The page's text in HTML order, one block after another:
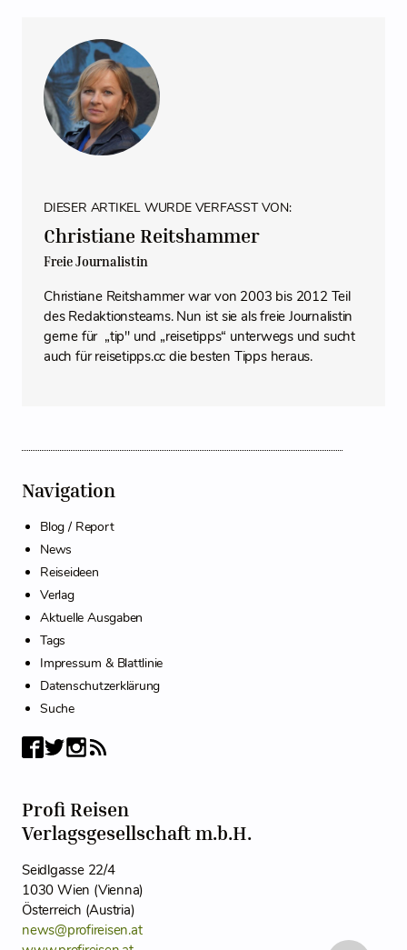
DIESER ARTIKEL WURDE VERFASST VON:
Christiane Reitshammer
Freie Journalistin
Christiane Reitshammer war von 2003 bis 2012 Teil
des Redaktionsteams. Nun ist sie als freie Journalistin
gerne für „tip" und „reisetipps“ unterwegs und sucht
auch für reisetipps.cc die besten Tipps heraus.
Navigation
Blog / Report
News
Reiseideen
Verlag
Aktuelle Ausgaben
Tags
Impressum & Blattlinie
Datenschutzerklärung
Suche
Profi Reisen
Verlagsgesellschaft m.b.H.
Seidlgasse 22/4
1030 Wien (Vienna)
Österreich (Austria)
news@profireisen.at